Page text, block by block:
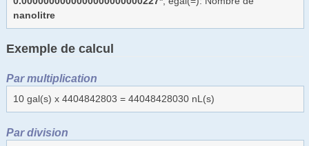
nanolitre
Exemple de calcul
Par multiplication
10 gal(s) x 4404842803 = 44048428030 nL(s)
Par division